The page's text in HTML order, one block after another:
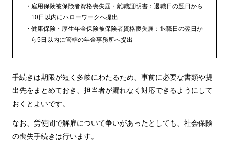
雇用保険被保険者資格喪失届・離職証明書：退職日の翌日から
10日以内にハローワークへ提出
健康保険・厚生年金保険被保険者資格喪失届：退職日の翌日か
ら5日以内に管轄の年金事務所へ提出
手続きは期限が短く多岐にわたるため、事前に必要な書類や提
出先をまとめておき、担当者が漏れなく対応できるようにして
おくとよいです。
なお、労使間で解雇について争いがあったとしても、社会保険
の喪失手続きは行います。